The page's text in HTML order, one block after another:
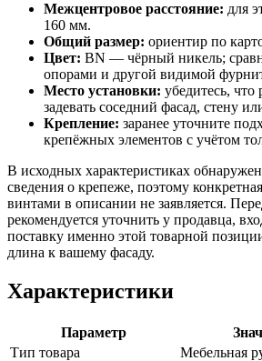
Межцентровое расстояние: для
160 мм.
Общий размер: ориентир по
Цвет: BN — чёрный никель;
опорами и другой видимой
Место установки: убедитесь, что
задевать соседний фасад, стену
Крепление: заранее уточните
крепёжных элементов с учётом
В исходных характеристиках
сведения о крепеже, поэтому
винтами в описании не заявляется.
рекомендуется уточнить у продавца,
поставку именно этой товарной
длина к вашему фасаду.
Характеристики
Параметр
Тип товара
Мебельная